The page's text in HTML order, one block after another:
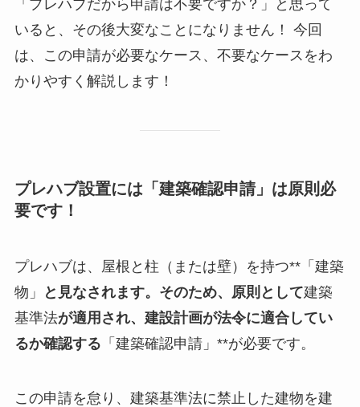
「プレハブだから申請は不要ですか？」と思って
いると、その後大変なことになりません！ 今回
は、この申請が必要なケース、不要なケースをわ
かりやすく解説します！
プレハブ設置には「建築確認申請」は原則必
要です！
プレハブは、屋根と柱（または壁）を持つ**「建築
物」
と見なされます。そのため、原則として建築
基準法が適用され、建設計画が法令に適合してい
るか確認する 「建築確認申請」**が必要です。
この申請を怠り、建築基準法に禁止した建物を建